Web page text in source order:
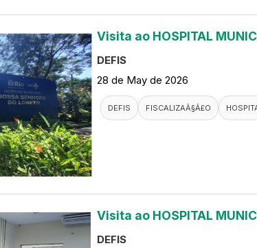
Visita ao HOSPITAL
DEFIS
28 de May de 2026
DEFIS FISCALIZAÃ§Ã£O
Visita ao HOSPITAL
DEFIS